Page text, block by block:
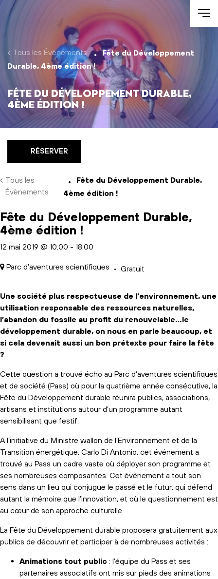
Aller au contenu
Tous les Évènements
Fête du Développement
Durable, 4ème édition !
Fête du Développement Durable,
4ème édition !
RÉSERVER
Tous les
Évènements
Fête du Développement Durable,
4ème édition !
Fête du Développement Durable,
4ème édition !
12 mai 2019 @ 10:00 - 18:00
Parc d’aventures scientifiques Gratuit
Une société plus respectueuse de l’environnement, une
utilisation responsable des ressources naturelles,
l’abandon du fossile au profit du renouvelable…le
développement durable, on nous en parle beaucoup, et
si cela devenait aussi un bon prétexte pour faire la fête
?
Cette question a trouvé écho au Parc d’aventures scientifiques
et de société (Pass) où pour la quatrième année consécutive, la
Fête du Développement durable réunira publics, associations,
artisans et institutions autour d’un programme autant
sensibilisant que festif.
A l’initiative du Ministre wallon de l’Environnement et de la
Transition énergétique, Carlo Di Antonio, cet événement a
trouvé au Pass un cadre vaste où déployer son programme et
ses nombreuses composantes. Cet événement a tout son
sens dans un lieu qui conjugue le passé et le futur, qui défend
autant la mémoire que l’innovation, et où le questionnement est
au cœur de son approche culturelle.
La Fête du Développement durable proposera gratuitement aux
publics de découvrir et participer à de nombreuses activités :
Animations tout public : l’équipe du Pass et ses
partenaires associatifs ont mis sur pieds des animations